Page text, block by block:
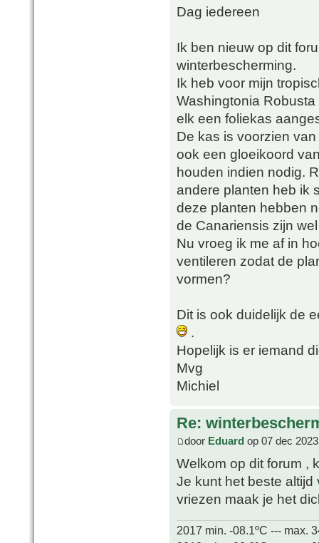
Dag iedereen
Ik ben nieuw op dit
winterbescherming.
Ik heb voor mijn
Washingtonia
elk een foliekas
De kas is voorzien
ook een gloeikoord
houden indien nodig.
andere planten heb ik
deze planten hebben
de Canariensis zijn
Nu vroeg ik me af in
ventileren zodat de
vormen?
Dit is ook duidelijk de
.
Hopelijk is er iemand
Mvg
Michiel
Re:
door Eduard op 07 dec
Welkom op dit forum ,
Je kunt het beste altijd
vriezen maak je het
2017 min. -08.1ºC --- max.